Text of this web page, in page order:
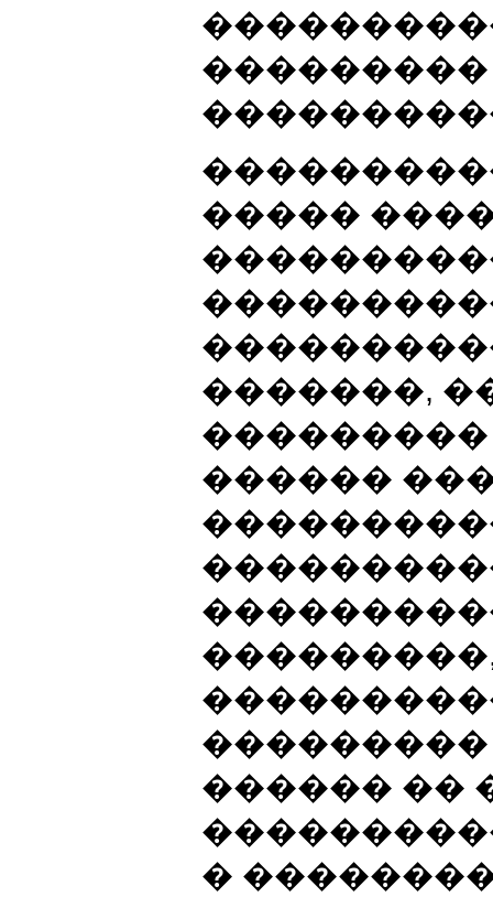
�����
�������,
������
������ ��
�